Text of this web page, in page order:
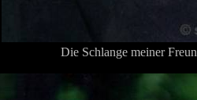
Die Schlange meiner